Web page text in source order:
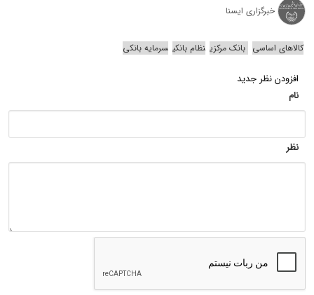
خبرگزاری ایسنا
کالاهای اساسی بانک مرکزی نظام بانکی سرمایه بانکی
افزودن نظر جدید
نام
نظر